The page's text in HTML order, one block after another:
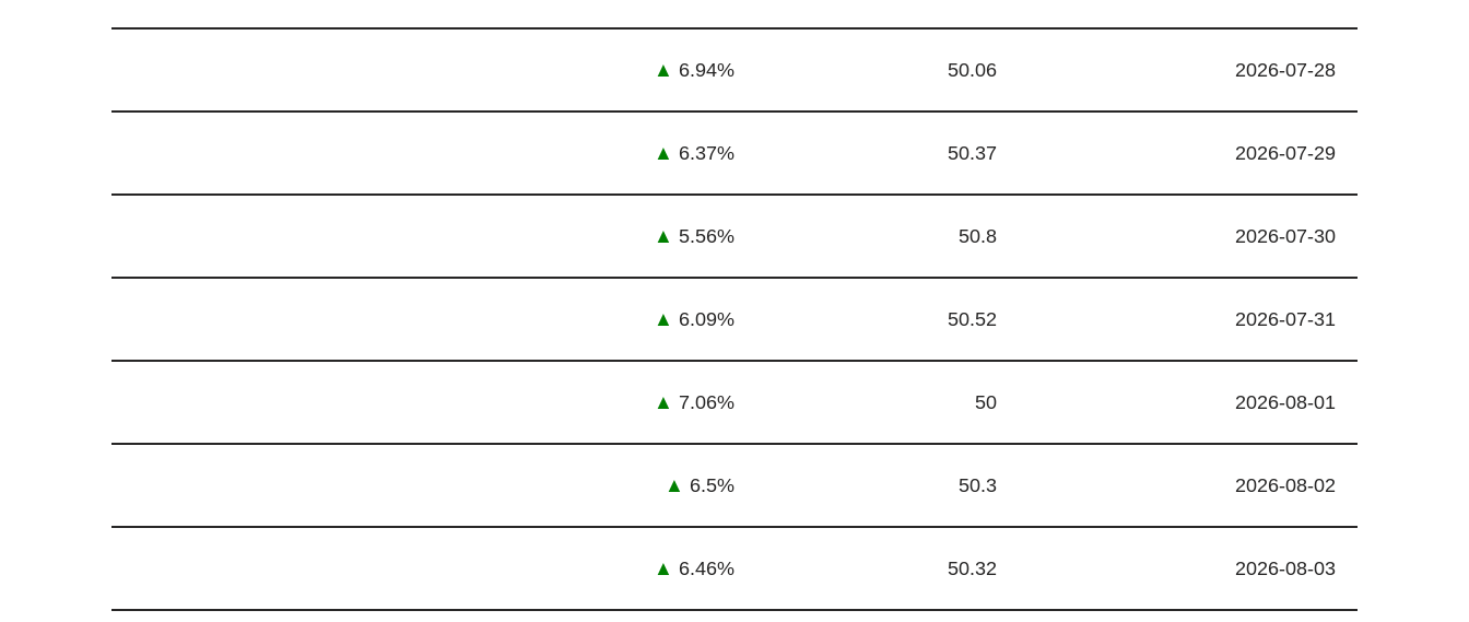
2026-07-28
50.06
6.94%
▲
2026-07-29
50.37
6.37%
▲
2026-07-30
50.8
5.56%
▲
2026-07-31
50.52
6.09%
▲
2026-08-01
50
7.06%
▲
2026-08-02
50.3
6.5%
▲
2026-08-03
50.32
6.46%
▲